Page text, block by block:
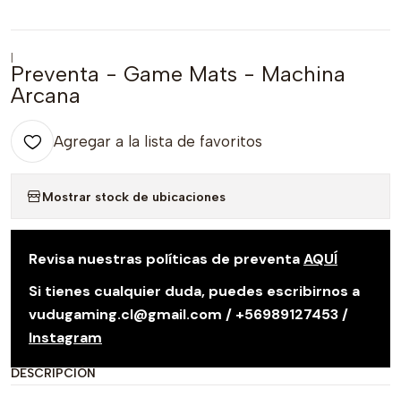
|
Preventa - Game Mats - Machina
Arcana
Agregar a la lista de favoritos
Mostrar stock de ubicaciones
Revisa nuestras políticas de preventaAQUÍ
Si tienes cualquier duda, puedes escribirnos a
vudugaming.cl@gmail.com / +56989127453 /
Instagram
DESCRIPCIÓN